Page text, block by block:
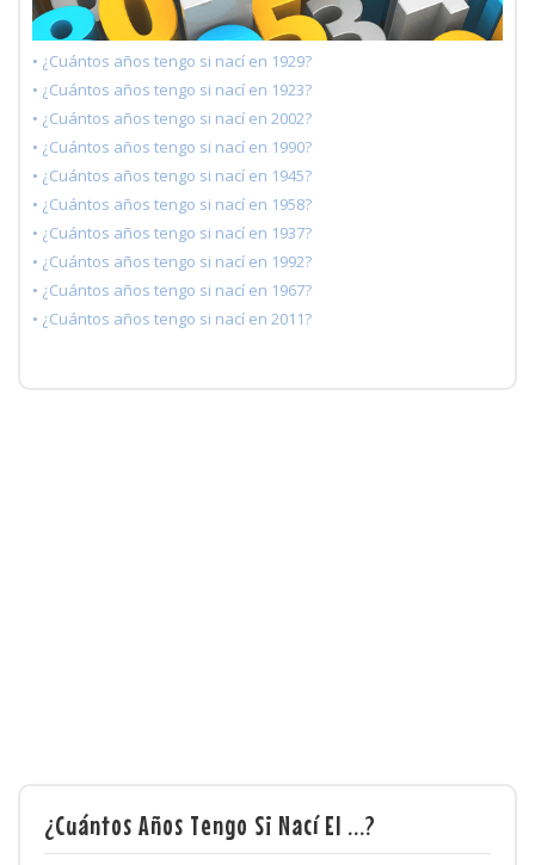
• ¿Cuántos años tengo si nací en 1929?
• ¿Cuántos años tengo si nací en 1923?
• ¿Cuántos años tengo si nací en 2002?
• ¿Cuántos años tengo si nací en 1990?
• ¿Cuántos años tengo si nací en 1945?
• ¿Cuántos años tengo si nací en 1958?
• ¿Cuántos años tengo si nací en 1937?
• ¿Cuántos años tengo si nací en 1992?
• ¿Cuántos años tengo si nací en 1967?
• ¿Cuántos años tengo si nací en 2011?
¿Cuántos Años Tengo Si Nací El ...?